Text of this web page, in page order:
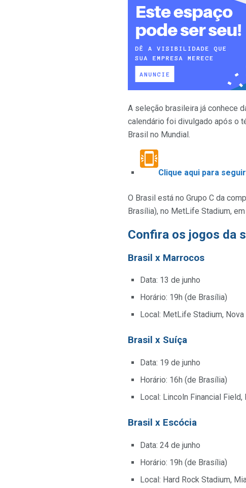
A seleção brasileira já conhece
calendário foi divulgado após o
Brasil no Mundial.
Clique aqui para
O Brasil está no Grupo C da
Brasília), no MetLife Stadium,
Confira os jogos da
Brasil x Marrocos
Data: 13 de junho
Horário: 19h (de Brasília)
Local: MetLife Stadium,
Brasil x Suíça
Data: 19 de junho
Horário: 16h (de Brasília)
Local: Lincoln Financial Field,
Brasil x Escócia
Data: 24 de junho
Horário: 19h (de Brasília)
Local: Hard Rock Stadium,